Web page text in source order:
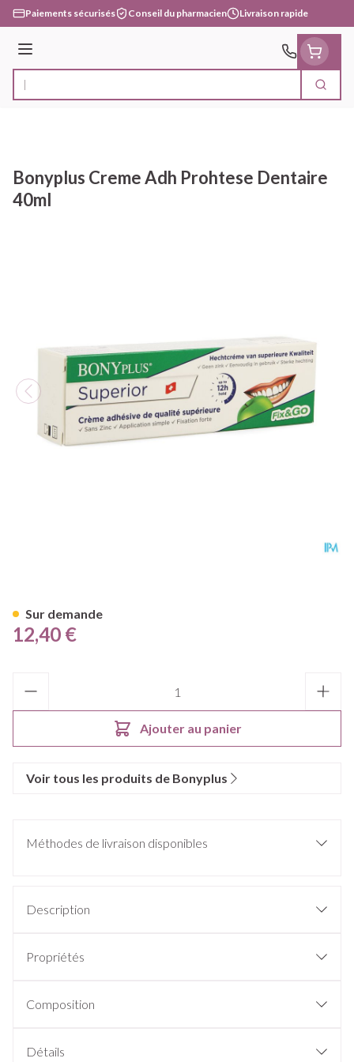
Aller au contenu
Paiements sécurisés Conseil du pharmacien Livraison rapide
Menu
Rechercher
Bonyplus Creme Adh Prohtese Dentaire
40ml
12,40 €
Ajouter au panier
Sur demande
Voir tous les produits de Bonyplus
Méthodes de livraison disponibles
Description
Propriétés
Composition
Détails